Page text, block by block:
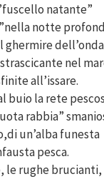
natante”
notte
nel
all’issare.
buio la rete
rabbia”
un’alba funesta
pesca.
le rughe brucianti,